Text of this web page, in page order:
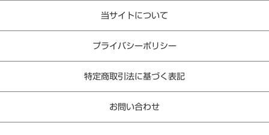
当サイトについて
プライバシーポリシー
特定商取引法に基づく表記
お問い合わせ